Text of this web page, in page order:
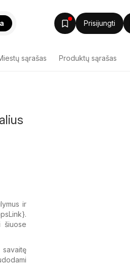
Prisijungti
sąrašas Produktų sąrašas
ir
šiuose